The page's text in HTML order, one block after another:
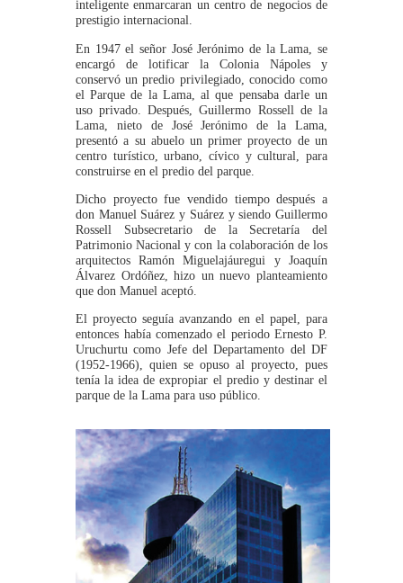
inteligente enmarcaran un centro de negocios de
prestigio internacional.
En 1947 el señor José Jerónimo de la Lama, se
encargó de lotificar la Colonia Nápoles y
conservó un predio privilegiado, conocido como
el Parque de la Lama, al que pensaba darle un
uso privado. Después, Guillermo Rossell de la
Lama, nieto de José Jerónimo de la Lama,
presentó a su abuelo un primer proyecto de un
centro turístico, urbano, cívico y cultural, para
construirse en el predio del parque.
Dicho proyecto fue vendido tiempo después a
don Manuel Suárez y Suárez y siendo Guillermo
Rossell Subsecretario de la Secretaría del
Patrimonio Nacional y con la colaboración de los
arquitectos Ramón Miguelajáuregui y Joaquín
Álvarez Ordóñez, hizo un nuevo planteamiento
que don Manuel aceptó.
El proyecto seguía avanzando en el papel, para
entonces había comenzado el periodo Ernesto P.
Uruchurtu como Jefe del Departamento del DF
(1952-1966), quien se opuso al proyecto, pues
tenía la idea de expropiar el predio y destinar el
parque de la Lama para uso público.